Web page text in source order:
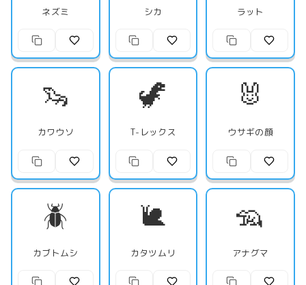
ネズミ シカ ラット
🦦
カワウソ
🦖
T-レックス
🐰
ウサギの顔
🪲
カブトムシ
🐌
カタツムリ
🦡
アナグマ